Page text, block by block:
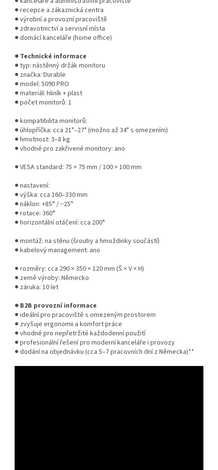
● recepce a zákaznická centra
● výrobní a provozní pracoviště
● zdravotnictví a servisní místa
● domácí kanceláře (home office)
● Technické informace
● typ: nástěnný držák monitoru
● značka: Durable
● model: 5090 PRO
● materiál: hliník + plast
● počet monitorů: 1
● kompatibilita monitorů:
● úhlopříčka: cca 21"–27" (možno až 34" s omezením)
● hmotnost: 3–8 kg
● vhodné pro zakřivené monitory: ano
● VESA standard: 75 × 75 mm / 100 × 100 mm
● nastavení:
● výška: cca 160–330 mm
● náklon: +85° / −25°
● rotace: 360°
● horizontální otáčení: cca 200°
● montáž: na stěnu (šrouby a hmoždinky součástí)
● kabelový management: ano
● rozměry: cca 290 × 350 × 120 mm (Š × V × H)
● země výroby: Německo
● záruka: 10 let
● B2B provozní informace
● ideální pro pracoviště s omezeným prostorem
● zvyšuje ergonomii a komfort práce
● vhodné pro nepřetržité každodenní použití
● profesionální řešení pro moderní kanceláře i provozy
● dodání na objednávku (cca 5–7 pracovních dní z Německa)**